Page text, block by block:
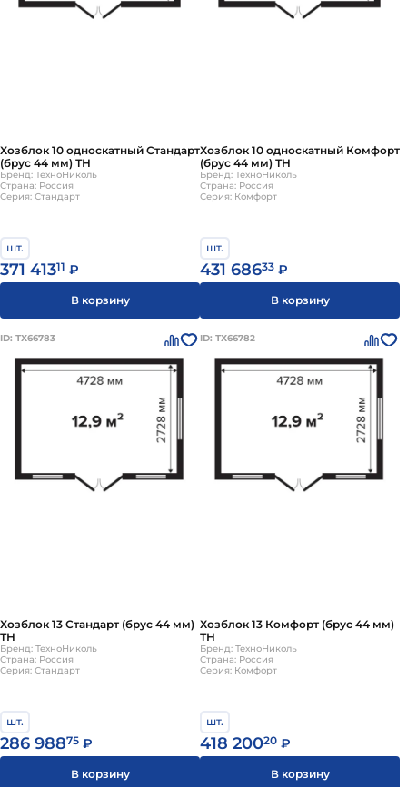
Хозблок 10 односкатный Стандарт
(брус 44 мм) ТН
Бренд: ТехноНиколь
Страна: Россия
Серия: Стандарт
шт.
371 41311 ₽
В корзину
Хозблок 10 односкатный Комфорт
(брус 44 мм) ТН
Бренд: ТехноНиколь
Страна: Россия
Серия: Комфорт
шт.
431 68633 ₽
В корзину
ID: ТХ66783
Хозблок 13 Стандарт (брус 44 мм)
ТН
Бренд: ТехноНиколь
Страна: Россия
Серия: Стандарт
шт.
286 98875 ₽
В корзину
ID: ТХ66782
Хозблок 13 Комфорт (брус 44 мм)
ТН
Бренд: ТехноНиколь
Страна: Россия
Серия: Комфорт
шт.
418 20020 ₽
В корзину